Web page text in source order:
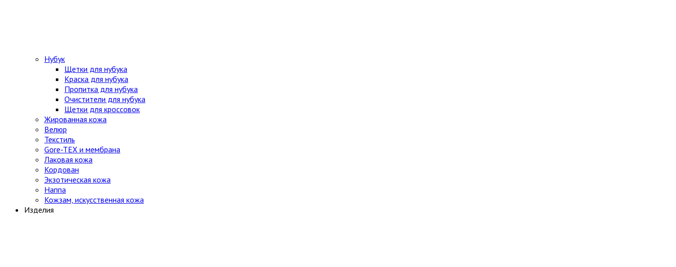
Нубук
Щетки для нубука
Краска для нубука
Пропитка для нубука
Очистители для нубука
Щетки для кроссовок
Жированная кожа
Велюр
Текстиль
Gore-TEX и мембрана
Лаковая кожа
Кордован
Экзотическая кожа
Наппа
Кожзам, искусственная кожа
Изделия